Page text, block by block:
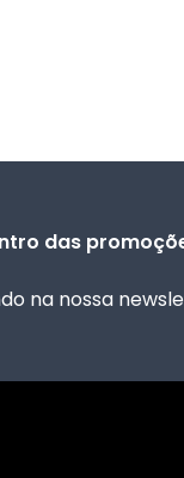
das
na nossa